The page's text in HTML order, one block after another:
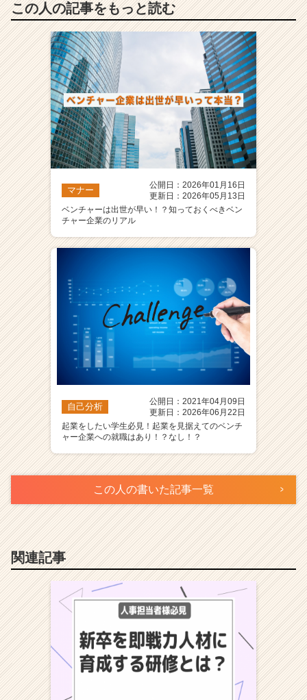
この人の記事をもっと読む
マナー
公開日：2026年01月16日
更新日：2026年05月13日
ベンチャーは出世が早い！？知っておくべきベン
チャー企業のリアル
自己分析
公開日：2021年04月09日
更新日：2026年06月22日
起業をしたい学生必見！起業を見据えてのベンチ
ャー企業への就職はあり！？なし！？
この人の書いた記事一覧
関連記事